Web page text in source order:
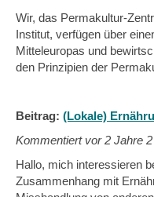
Wir, das Permakultur-
Institut, verfügen über
Mitteleuropas und
den Prinzipien der
Beitrag: (Lokale)
Kommentiert vor2 Jahre
Hallo, mich interessieren
Zusammenhang mit